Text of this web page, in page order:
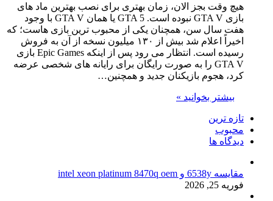
هیچ وقت بجز الان، زمان بهتری برای نصب بهترین ماد های
بازی GTA V نبوده است. GTA 5 یا همان GTA V با وجود
هفت سال سن، همچنان یکی از محبوب ترین بازی هاست؛ که
اخیراً اعلام شد بیش از ۱۳۰ میلیون نسخه از آن به فروش
رسیده است. انتظار می رود پس از اینکه Epic Games بازی
GTA V را به صورت رایگان برای رایانه های شخصی عرضه
کرد، هجوم بازیکنان جدید و همچنین…
بیشتر بخوانید »
تازه ترین
محبوب
دیدگاه ها
مقایسه 6538y و intel xeon platinum 8470q oem
فوریه 25, 2026